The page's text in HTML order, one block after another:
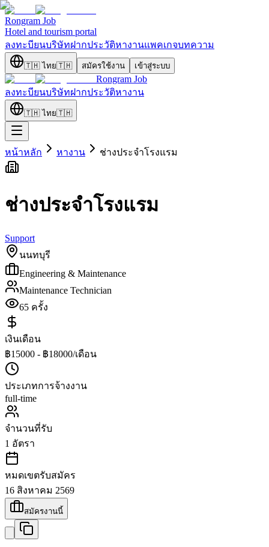
Rongram Job
Hotel and tourism portal
ลงทะบียนบริษัทฝากประวัติหางานแพคเกจบทความ
🇹🇭 ไทย🇹🇭 สมัครใช้งาน เข้าสู่ระบบ
Rongram Job
ลงทะบียนบริษัทฝากประวัติหางาน
🇹🇭 ไทย🇹🇭
หน้าหลัก หางาน ช่างประจำโรงแรม
ช่างประจำโรงแรม
Support
นนทบุรี
Engineering & Maintenance
Maintenance Technician
65 ครั้ง
เงินเดือน
฿15000 - ฿18000/เดือน
ประเภทการจ้างงาน
full-time
จำนวนที่รับ
1 อัตรา
หมดเขตรับสมัคร
16 สิงหาคม 2569
สมัครงานนี้